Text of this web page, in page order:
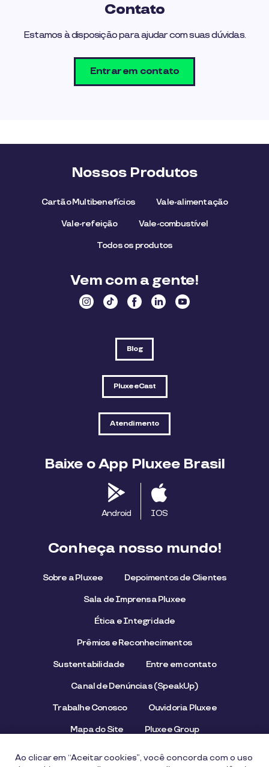
Contato
Estamos à disposição para ajudar com suas dúvidas.
Entrar em contato
Nossos Produtos
Cartão Multibenefícios Vale-alimentação
Vale-refeição Vale-combustível
Todos os produtos
Vem com a gente!
Blog
PluxeeCast
Atendimento
Baixe o App Pluxee Brasil
Android IOS
Conheça nosso mundo!
Sobre a Pluxee Depoimentos de Clientes
Sala de Imprensa Pluxee
Ética e Integridade
Prêmios e Reconhecimentos
Sustentabilidade Entre em contato
Canal de Denúncias (SpeakUp)
Trabalhe Conosco Ouvidoria Pluxee
Mapa do Site Pluxee Group
Ao clicar em “Aceitar cookies”, você concorda com o uso